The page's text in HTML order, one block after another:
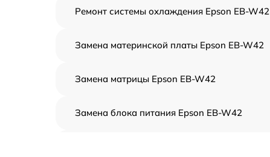
Ремонт системы охлаждения Epson EB-W42
Замена материнской платы Epson EB-W42
Замена матрицы Epson EB-W42
Замена блока питания Epson EB-W42